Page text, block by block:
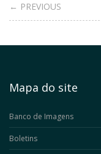
← PREVIOUS
Mapa do site
Banco de Imagens
Boletins